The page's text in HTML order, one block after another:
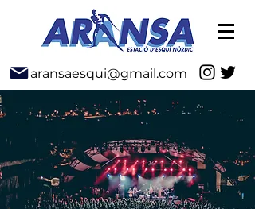
aransaesqui@gmail.com